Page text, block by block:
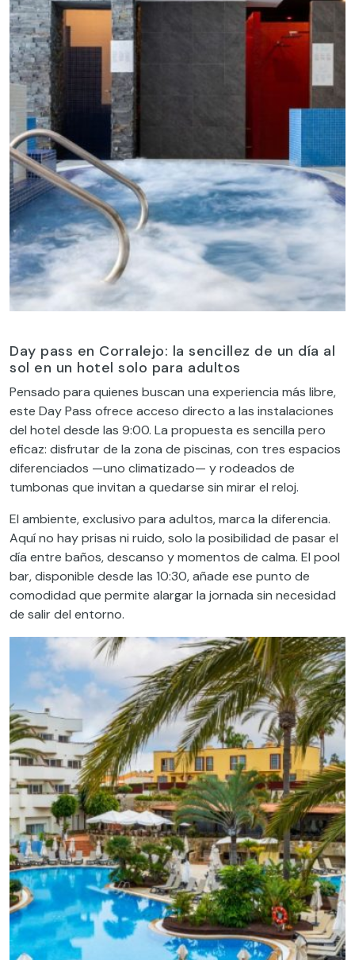
Day pass en Corralejo: la sencillez de un día al
sol en un hotel solo para adultos
Pensado para quienes buscan una experiencia más libre,
este Day Pass ofrece acceso directo a las instalaciones
del hotel desde las 9:00. La propuesta es sencilla pero
eficaz: disfrutar de la zona de piscinas, con tres espacios
diferenciados —uno climatizado— y rodeados de
tumbonas que invitan a quedarse sin mirar el reloj.
El ambiente, exclusivo para adultos, marca la diferencia.
Aquí no hay prisas ni ruido, solo la posibilidad de pasar el
día entre baños, descanso y momentos de calma. El pool
bar, disponible desde las 10:30, añade ese punto de
comodidad que permite alargar la jornada sin necesidad
de salir del entorno.